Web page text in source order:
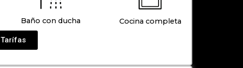
Baño con ducha Cocina completa
Tarífas